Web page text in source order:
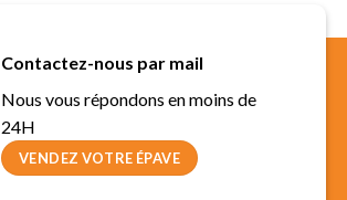
Contactez-nous par mail
Nous vous répondons en moins de
24H
VENDEZ VOTRE ÉPAVE